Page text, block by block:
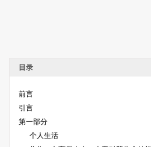
目录
前言
引言
第一部分
个人生活